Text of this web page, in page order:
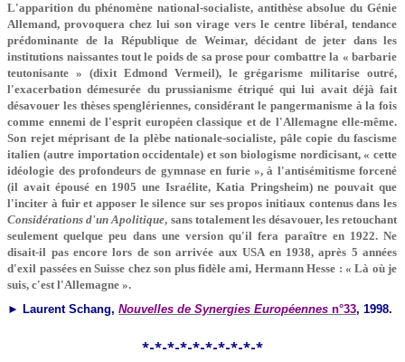
L'apparition du phénomène national-socialiste, antithèse absolue du Génie
Allemand, provoquera chez lui son virage vers le centre libéral, tendance
prédominante de la République de Weimar, décidant de jeter dans les
institutions naissantes tout le poids de sa prose pour combattre la « barbarie
teutonisante » (dixit Edmond Vermeil), le grégarisme militarise outré,
l'exacerbation démesurée du prussianisme étriqué qui lui avait déjà fait
désavouer les thèses spenglériennes, considérant le pangermanisme à la fois
comme ennemi de l'esprit européen classique et de l'Allemagne elle­-même.
Son rejet méprisant de la plèbe nationale-socialiste, pâle copie du fascisme
italien (autre importation occidentale) et son biologisme nordicisant, « cette
idéologie des profondeurs de gymnase en furie », à l'antisémitisme forcené
(il avait épousé en 1905 une Israélite, Katia Pringsheim) ne pouvait que
l'inciter à fuir et apposer le silence sur ses propos initiaux contenus dans les
Considérations d'un Apolitique, sans totalement les désavouer, les retouchant
seulement quelque peu dans une version qu'il fera paraître en 1922. Ne
disait-il pas encore lors de son arrivée aux USA en 1938, après 5 années
d'exil passées en Suisse chez son plus fidèle ami, Hermann Hesse : « Là où je
suis, c'est l'Allemagne ».
► Laurent Schang,Nouvelles de Synergies Européennes n°33, 1998.
*-*-*-*-*-*-*-*-*-*